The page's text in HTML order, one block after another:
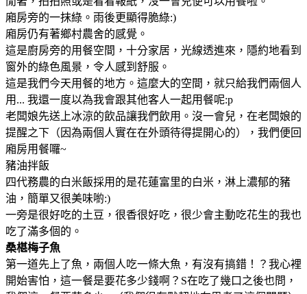
廂房旁的一抹綠。雨後更顯得脆綠:)
廂房仍有著鄉村農舍的感覺。
這是廚房旁的用餐空間，十分家居，光線透進來，隱約地看到
窗外的綠色風景，令人感到舒服。
這是我們今天用餐的地方。這麼大的空間，就只給我們兩個人
用... 我還一度以為我會跟其他客人一起用餐呢:p
老闆娘先送上冰涼的飲品讓我們飲用。沒一會兒，在老闆娘的
提醒之下（因為兩個人實在在外頭待得提開心的），我們便回
廂房用餐囉~
豬油拌飯
四代務農的白米飯採用的是花蓮富里的白米，淋上濃郁的豬
油，簡單又很美味喲:)
一旁是很好吃的土豆，很香很好吃，很少會主動吃花生的我也
吃了滿多個的。
桑椹梅子魚
第一道先上了魚，兩個人吃一條大魚，有沒有搞錯！？我心裡
開始害怕，這一餐是要花多少錢啊？S在吃了幾口之後也問，